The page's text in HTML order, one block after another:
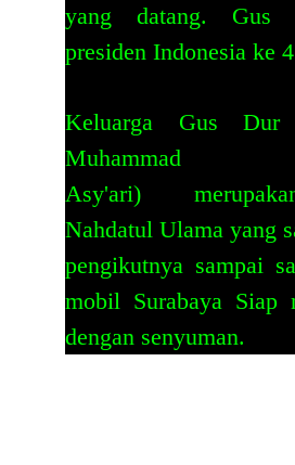
yang datang. Gus
presiden Indonesia ke
Keluarga Gus
Muhammad
Asy'ari)
Nahdatul Ulama yang
pengikutnya sampai
mobil Surabaya Siap
dengan senyuman.